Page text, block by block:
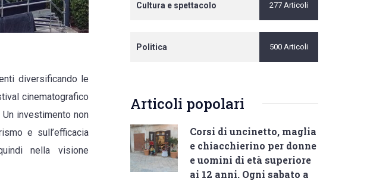
diversificando le
cinematografico
investimento non
e sull’efficacia
nella visione
Cultura e spettacolo 277 Articoli
Politica 500 Articoli
Articoli popolari
Corsi di uncinetto, maglia
e chiacchierino per donne
e uomini di età superiore
ai 12 anni. Ogni sabato a